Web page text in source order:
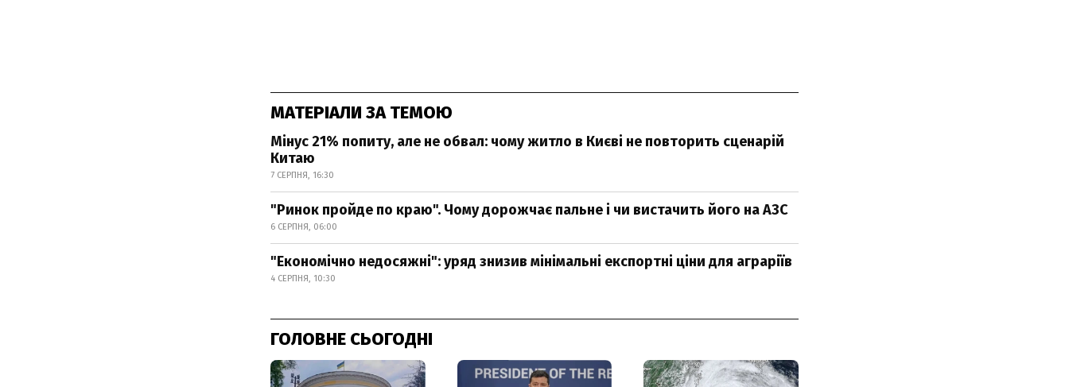
МАТЕРІАЛИ ЗА ТЕМОЮ
Мінус 21% попиту, але не обвал: чому житло в Києві не повторить сценарій
Китаю
7 СЕРПНЯ, 16:30
"Ринок пройде по краю". Чому дорожчає пальне і чи вистачить його на АЗС
6 СЕРПНЯ, 06:00
"Економічно недосяжні": уряд знизив мінімальні експортні ціни для аграріїв
4 СЕРПНЯ, 10:30
ГОЛОВНЕ СЬОГОДНІ